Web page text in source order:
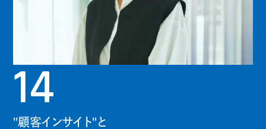
14
"顧客インサイト"と